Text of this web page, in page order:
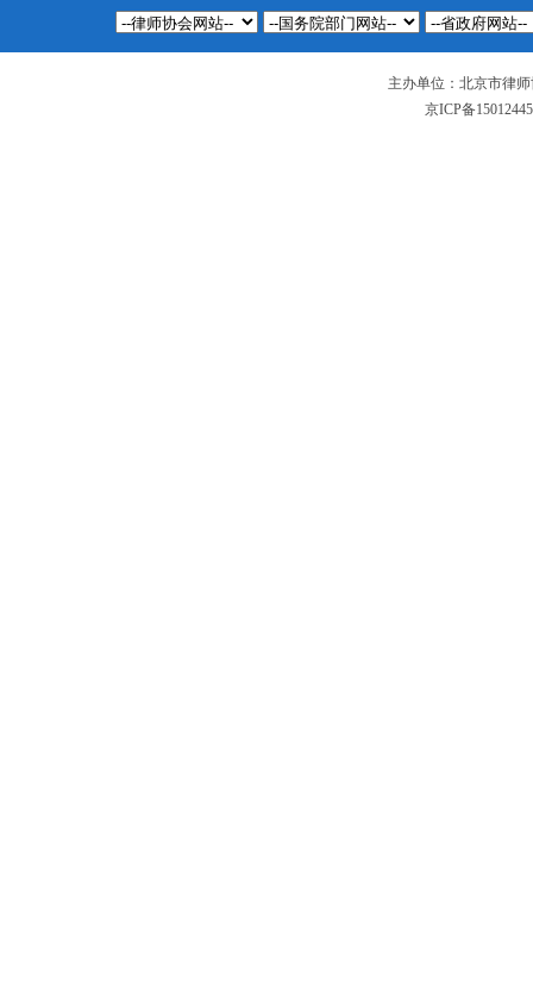
主办单位：北京市律
京ICP备